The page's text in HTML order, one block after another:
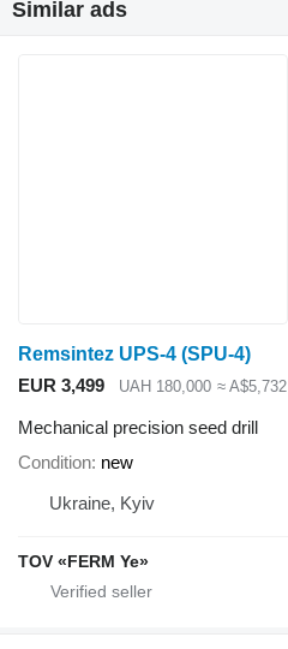
Similar ads
Remsintez UPS-4 (SPU-4)
EUR 3,499
UAH 180,000 ≈ A$5,732
Mechanical precision seed drill
Condition new
Ukraine, Kyiv
TOV «FERM Ye»